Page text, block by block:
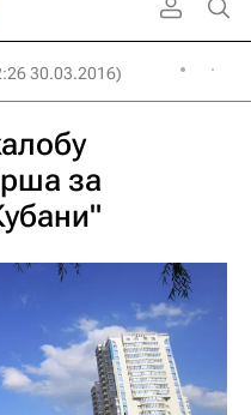
30.03.2016)
за